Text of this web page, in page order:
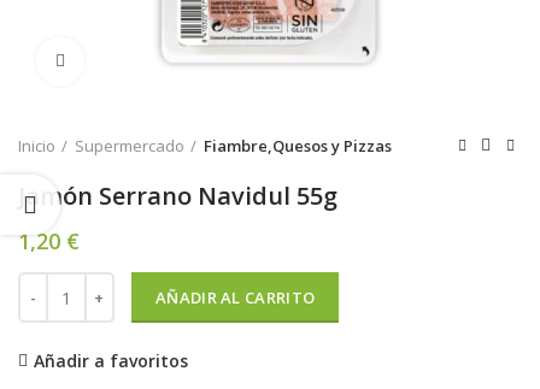
Pulsar para agrandar
Inicio Supermercado Fiambre,Quesos y Pizzas
Jamón Serrano Navidul 55g
1,20 €
Jamón Serrano Navidul 55g cantidad
AÑADIR AL CARRITO
Añadir a favoritos